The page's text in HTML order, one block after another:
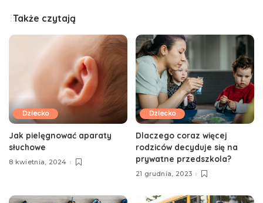
Także czytają
Dziecko
Jak pielęgnować aparaty
słuchowe
8 kwietnia, 2024
Dziecko
Dlaczego coraz więcej
rodziców decyduje się na
prywatne przedszkola?
21 grudnia, 2023